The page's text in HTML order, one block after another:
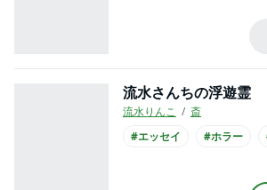
流水さんちの浮遊霊
流水りんこ
斎
#エッセイ
#ホラー